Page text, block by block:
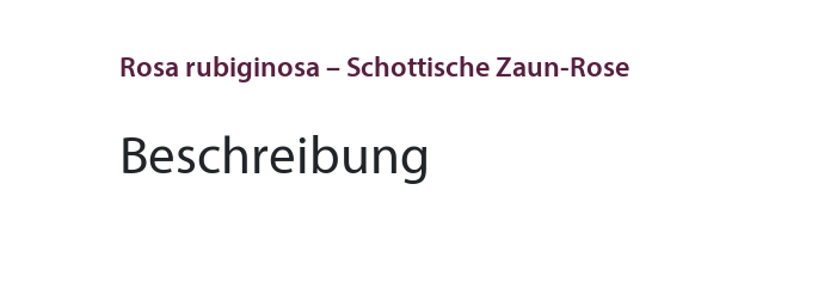
Rosa rubiginosa – Schottische Zaun-Rose
Beschreibung